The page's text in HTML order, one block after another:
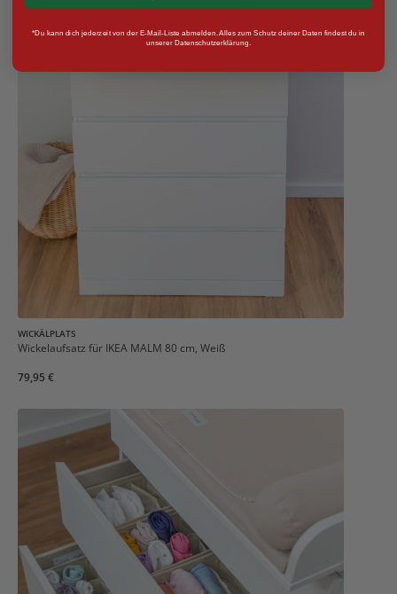
WICKÄLPLATS
Wickelaufsatz für IKEA MALM 80 cm, Weiß
79,95 €
*Du kann dich jederzeit von der E-Mail-Liste abmelden. Alles zum Schutz deiner Daten findest du in
unserer Datenschutzerklärung.